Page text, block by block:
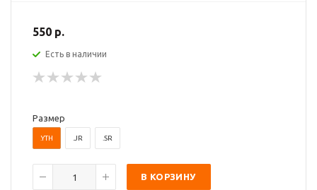
550 р.
Есть в наличии
Размер
.YTH .JR .SR
В КОРЗИНУ